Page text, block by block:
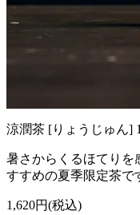
涼潤茶 [りょうじゅん]
暑さからくるほてりを
すすめの夏季限定茶で
1,620円(税込)